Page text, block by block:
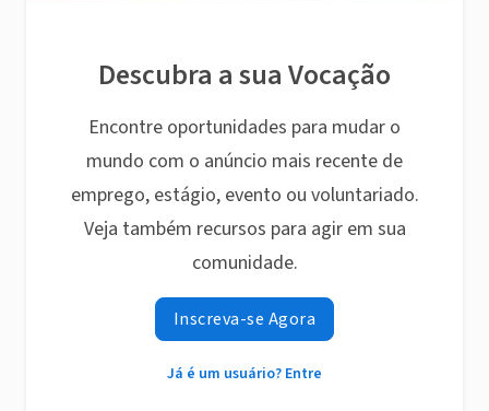
Descubra a sua Vocação
Encontre oportunidades para mudar o
mundo com o anúncio mais recente de
emprego, estágio, evento ou voluntariado.
Veja também recursos para agir em sua
comunidade.
Inscreva-se Agora
Já é um usuário? Entre